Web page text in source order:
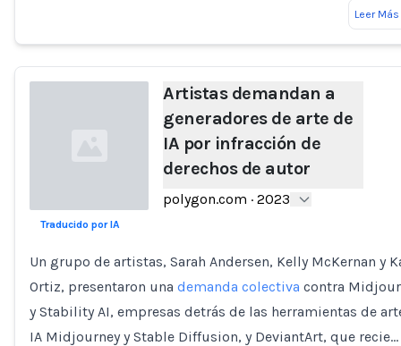
Leer Más
Artistas demandan a
generadores de arte de
IA por infracción de
derechos de autor
polygon.com · 2023
Traducido por IA
Un grupo de artistas, Sarah Andersen, Kelly McKernan y
Ortiz, presentaron una demanda colectiva contra
y Stability AI, empresas detrás de las herramientas de
IA Midjourney y Stable Diffusion, y DeviantArt, que recie…